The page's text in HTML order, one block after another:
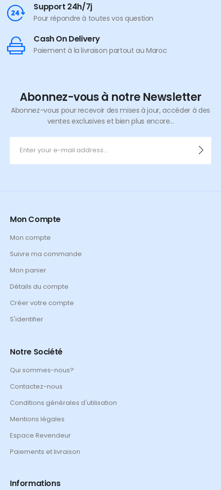
Support 24h/7j
Pour répondre à toutes vos question
Cash On Delivery
Paiement à la livraison partout au Maroc
Abonnez-vous à notre Newsletter
Abonnez-vous pour recevoir des mises à jour, accéder à des
ventes exclusives et bien plus encore...
Mon Compte
Mon compte
Suivre ma commande
Mon panier
Détails du compte
Créer votre compte
S'identifier
Notre Société
Qui sommes-nous?
Contactez-nous
Conditions générales d'utilisation
Mentions légales
Espace Revendeur
Paiements et livraison
Informations